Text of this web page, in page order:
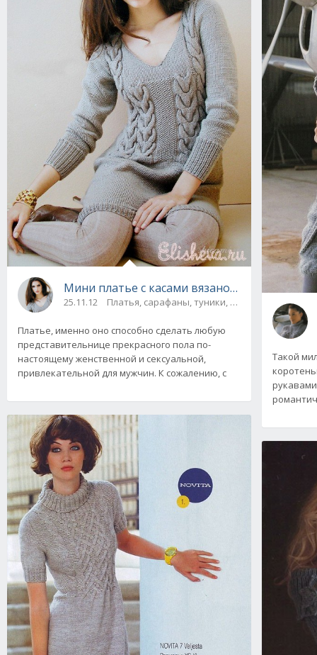
Мини платье с касами вязаное спицами и
25.11.12 Платья, сарафаны, туники, юбки / Платья,
Платье, именно оно способно сделать любую
представительнице прекрасного пола по-
настоящему женственной и сексуальной,
привлекательной для мужчин. К сожалению, с
Такой